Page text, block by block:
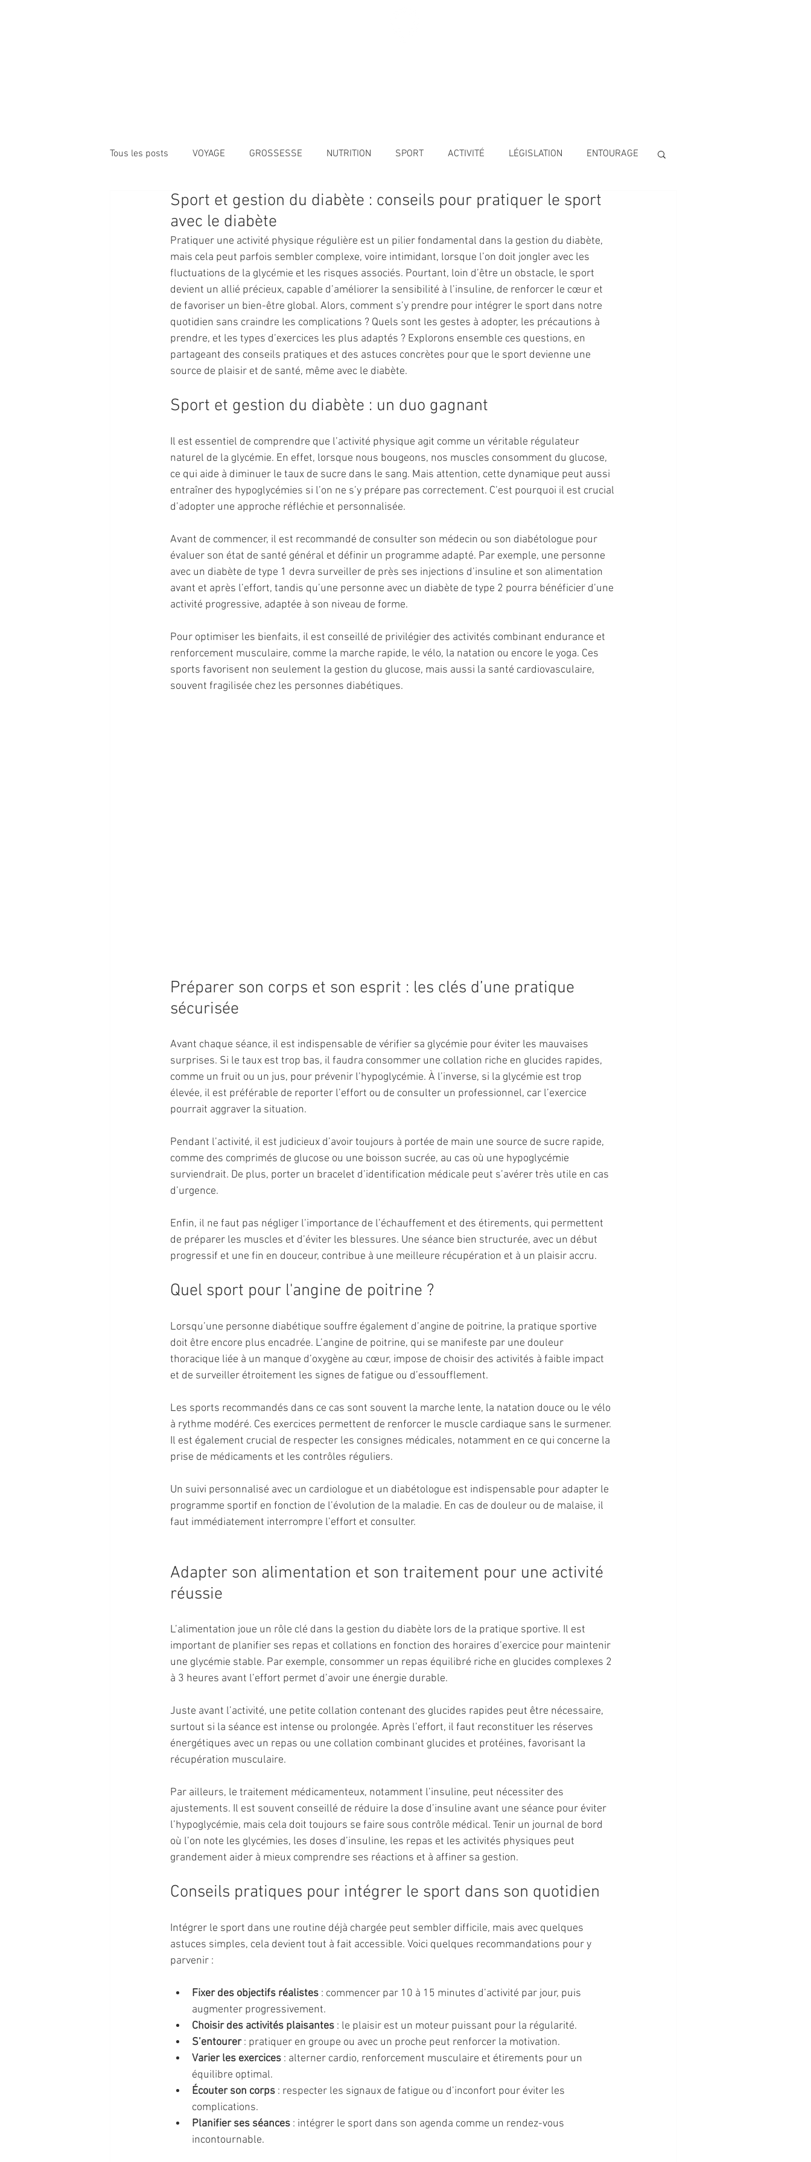
Tous les posts VOYAGE GROSSESSE NUTRITION SPORT ACTIVITÉ LÉGISLATION ENTOURAGE
ARTICLES
Sport et gestion du diabète : conseils pour pratiquer le sport
avec le diabète
Pratiquer une activité physique régulière est un pilier fondamental dans la gestion du diabète,
mais cela peut parfois sembler complexe, voire intimidant, lorsque l’on doit jongler avec les
fluctuations de la glycémie et les risques associés. Pourtant, loin d’être un obstacle, le sport
devient un allié précieux, capable d’améliorer la sensibilité à l’insuline, de renforcer le cœur et
de favoriser un bien-être global. Alors, comment s’y prendre pour intégrer le sport dans notre
quotidien sans craindre les complications ? Quels sont les gestes à adopter, les précautions à
prendre, et les types d’exercices les plus adaptés ? Explorons ensemble ces questions, en
partageant des conseils pratiques et des astuces concrètes pour que le sport devienne une
source de plaisir et de santé, même avec le diabète.
Sport et gestion du diabète : un duo gagnant
Il est essentiel de comprendre que l’activité physique agit comme un véritable régulateur
naturel de la glycémie. En effet, lorsque nous bougeons, nos muscles consomment du glucose,
ce qui aide à diminuer le taux de sucre dans le sang. Mais attention, cette dynamique peut aussi
entraîner des hypoglycémies si l’on ne s’y prépare pas correctement. C’est pourquoi il est crucial
d’adopter une approche réfléchie et personnalisée.
Avant de commencer, il est recommandé de consulter son médecin ou son diabétologue pour
évaluer son état de santé général et définir un programme adapté. Par exemple, une personne
avec un diabète de type 1 devra surveiller de près ses injections d’insuline et son alimentation
avant et après l’effort, tandis qu’une personne avec un diabète de type 2 pourra bénéficier d’une
activité progressive, adaptée à son niveau de forme.
Pour optimiser les bienfaits, il est conseillé de privilégier des activités combinant endurance et
renforcement musculaire, comme la marche rapide, le vélo, la natation ou encore le yoga. Ces
sports favorisent non seulement la gestion du glucose, mais aussi la santé cardiovasculaire,
souvent fragilisée chez les personnes diabétiques.
Préparer son corps et son esprit : les clés d’une pratique
sécurisée
Avant chaque séance, il est indispensable de vérifier sa glycémie pour éviter les mauvaises
surprises. Si le taux est trop bas, il faudra consommer une collation riche en glucides rapides,
comme un fruit ou un jus, pour prévenir l’hypoglycémie. À l’inverse, si la glycémie est trop
élevée, il est préférable de reporter l’effort ou de consulter un professionnel, car l’exercice
pourrait aggraver la situation.
Pendant l’activité, il est judicieux d’avoir toujours à portée de main une source de sucre rapide,
comme des comprimés de glucose ou une boisson sucrée, au cas où une hypoglycémie
surviendrait. De plus, porter un bracelet d’identification médicale peut s’avérer très utile en cas
d’urgence.
Enfin, il ne faut pas négliger l’importance de l’échauffement et des étirements, qui permettent
de préparer les muscles et d’éviter les blessures. Une séance bien structurée, avec un début
progressif et une fin en douceur, contribue à une meilleure récupération et à un plaisir accru.
Quel sport pour l'angine de poitrine ?
Lorsqu’une personne diabétique souffre également d’angine de poitrine, la pratique sportive
doit être encore plus encadrée. L’angine de poitrine, qui se manifeste par une douleur
thoracique liée à un manque d’oxygène au cœur, impose de choisir des activités à faible impact
et de surveiller étroitement les signes de fatigue ou d’essoufflement.
Les sports recommandés dans ce cas sont souvent la marche lente, la natation douce ou le vélo
à rythme modéré. Ces exercices permettent de renforcer le muscle cardiaque sans le surmener.
Il est également crucial de respecter les consignes médicales, notamment en ce qui concerne la
prise de médicaments et les contrôles réguliers.
Un suivi personnalisé avec un cardiologue et un diabétologue est indispensable pour adapter le
programme sportif en fonction de l’évolution de la maladie. En cas de douleur ou de malaise, il
faut immédiatement interrompre l’effort et consulter.
Adapter son alimentation et son traitement pour une activité
réussie
L’alimentation joue un rôle clé dans la gestion du diabète lors de la pratique sportive. Il est
important de planifier ses repas et collations en fonction des horaires d’exercice pour maintenir
une glycémie stable. Par exemple, consommer un repas équilibré riche en glucides complexes 2
à 3 heures avant l’effort permet d’avoir une énergie durable.
Juste avant l’activité, une petite collation contenant des glucides rapides peut être nécessaire,
surtout si la séance est intense ou prolongée. Après l’effort, il faut reconstituer les réserves
énergétiques avec un repas ou une collation combinant glucides et protéines, favorisant la
récupération musculaire.
Par ailleurs, le traitement médicamenteux, notamment l’insuline, peut nécessiter des
ajustements. Il est souvent conseillé de réduire la dose d’insuline avant une séance pour éviter
l’hypoglycémie, mais cela doit toujours se faire sous contrôle médical. Tenir un journal de bord
où l’on note les glycémies, les doses d’insuline, les repas et les activités physiques peut
grandement aider à mieux comprendre ses réactions et à affiner sa gestion.
Conseils pratiques pour intégrer le sport dans son quotidien
Intégrer le sport dans une routine déjà chargée peut sembler difficile, mais avec quelques
astuces simples, cela devient tout à fait accessible. Voici quelques recommandations pour y
parvenir :
Fixer des objectifs réalistes : commencer par 10 à 15 minutes d’activité par jour, puis
augmenter progressivement.
Choisir des activités plaisantes : le plaisir est un moteur puissant pour la régularité.
S’entourer : pratiquer en groupe ou avec un proche peut renforcer la motivation.
Varier les exercices : alterner cardio, renforcement musculaire et étirements pour un
équilibre optimal.
Écouter son corps : respecter les signaux de fatigue ou d’inconfort pour éviter les
complications.
Planifier ses séances : intégrer le sport dans son agenda comme un rendez-vous
incontournable.